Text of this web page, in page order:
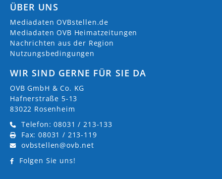
ÜBER UNS
Mediadaten OVBstellen.de
Mediadaten OVB Heimatzeitungen
Nachrichten aus der Region
Nutzungsbedingungen
WIR SIND GERNE FÜR SIE DA
OVB GmbH & Co. KG
Hafnerstraße 5-13
83022 Rosenheim
Telefon: 08031 / 213-133
Fax: 08031 / 213-119
ovbstellen@ovb.net
Folgen Sie uns!